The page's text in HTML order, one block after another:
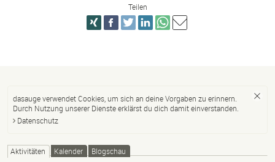
Teilen
dasauge verwendet Cookies, um sich an deine Vorgaben zu erinnern.
Durch Nutzung unserer Dienste erklärst du dich damit einverstanden.
Datenschutz
Aktivitäten Kalender Blogschau